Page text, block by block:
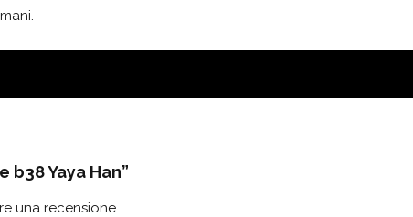
Yaya Han”
una recensione.